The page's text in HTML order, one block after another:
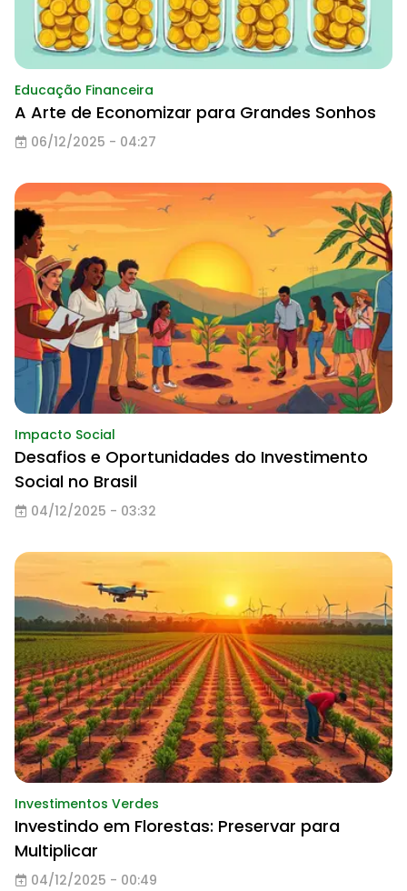
Educação Financeira
A Arte de Economizar para Grandes Sonhos
06/12/2025 - 04:27
Impacto Social
Desafios e Oportunidades do Investimento
Social no Brasil
04/12/2025 - 03:32
Investimentos Verdes
Investindo em Florestas: Preservar para
Multiplicar
04/12/2025 - 00:49